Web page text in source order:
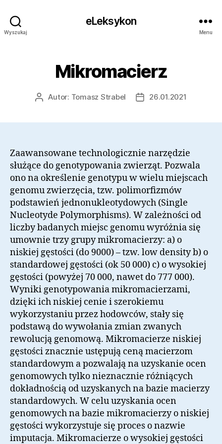
Wyszukaj
eLeksykon
Menu
Mikromacierz
AutorAutor: Tomasz Strabel
Data26.01.2021
Zaawansowane technologicznie narzędzie
służące do genotypowania zwierząt. Pozwala
ono na określenie genotypu w wielu miejscach
genomu zwierzęcia, tzw. polimorfizmów
podstawień jednonukleotydowych (Single
Nucleotyde Polymorphisms). W zależności od
liczby badanych miejsc genomu wyróżnia się
umownie trzy grupy mikromacierzy: a) o
niskiej gęstości (do 9000) – tzw. low density b) o
standardowej gęstości (ok 50 000) c) o wysokiej
gęstości (powyżej 70 000, nawet do 777 000).
Wyniki genotypowania mikromacierzami,
dzięki ich niskiej cenie i szerokiemu
wykorzystaniu przez hodowców, stały się
podstawą do wywołania zmian zwanych
rewolucją genomową. Mikromacierze niskiej
gęstości znacznie ustępują ceną macierzom
standardowym a pozwalają na uzyskanie ocen
genomowych tylko nieznacznie różniących
dokładnością od uzyskanych na bazie macierzy
standardowych. W celu uzyskania ocen
genomowych na bazie mikromacierzy o niskiej
gęstości wykorzystuje się proces o nazwie
imputacja. Mikromacierze o wysokiej gęstości